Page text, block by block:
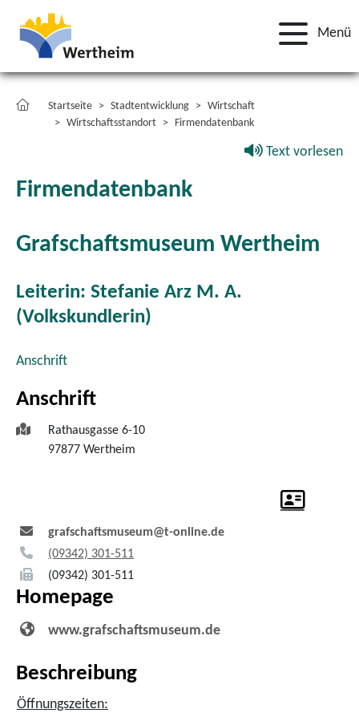
Menü
Startseite Stadtentwicklung
Wirtschaft
Wirtschaftsstandort
Firmendatenbank
Text vorlesen
Firmendatenbank
Grafschaftsmuseum Wertheim
Leiterin: Stefanie Arz M. A.
(Volkskundlerin)
Anschrift
Anschrift
Rathausgasse 6-10
97877 Wertheim
grafschaftsmuseum@t-online.de
(09342) 301-511
(09342) 301-511
Homepage
www.grafschaftsmuseum.de
Beschreibung
Öffnungszeiten: